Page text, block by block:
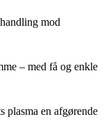
mod
– med få og enkle
plasma en afgørende